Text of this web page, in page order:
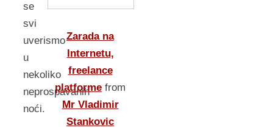
se
svi
uverismo
u
nekoliko
neprospavanih
noći.
Zarada na
Internetu,
freelance
platforme from
Mr Vladimir
Stankovic